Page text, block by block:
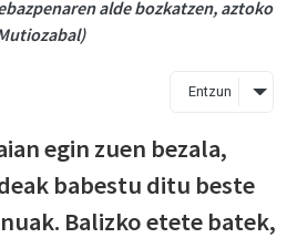
alde bozkatzen, aztoko
Entzun
egin zuen bezala,
babestu ditu beste
Balizko etete batek,